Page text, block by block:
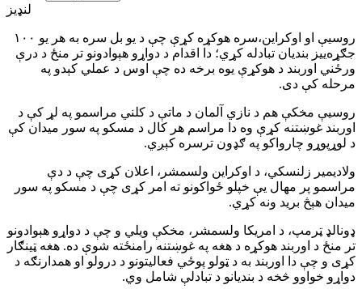
لنډیز
روسیې او اوکراین،سره هوکړه کړې چې د یو بل سره به هر یو ۱۰۰
جګړه‌ییز بندیان تبادله کړي؛ دا اقدام د دواړو هېوادونو تر منځ د درې
ورځني اوربند د هوکړې یوه برخه ده چې اوس د عملي کېدو په
مرحله کې دی.
روسیې مخکې هم د نازي آلمان د ماتې د کلني مراسمو په لړ کې د
اوربند غوښتنه کړې وه دا مراسم هر کال د مسکو په سور میدان کې
د لوړپوړو چارواکو په ګډون ترسره کېږي.
ولادیمیر زلنسکي، د اوکراین ولسمشر، اعلان کړی چې د دې
مراسمو پر مهال یې خپلو ځواکونو ته امر کړی چې د مسکو په سور
میدان هېڅ برید ونه کړي.
ډونالډ ټرمپ، د امریکا ولسمشر، مخکې ویلي و چې د دواړو هېوادونو
تر منځ د اوربند هوکړه د هغه په غوښتنه رامنځته شوې ده. هغه ټینګار
کړی و چې دا اوربند به د ټولو پوځي فعالیتونو د درولو او همدارنګه د
دواړو خواوو څخه د بندیانو د تبادلې شامل وي.